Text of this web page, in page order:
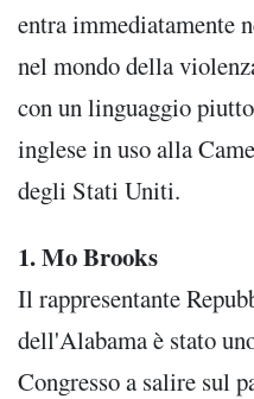
entra immediatamente
nel mondo della
con un linguaggio
inglese in uso alla
degli Stati Uniti.
1. Mo Brooks
Il rappresentante
dell'Alabama è stato
Congresso a salire sul